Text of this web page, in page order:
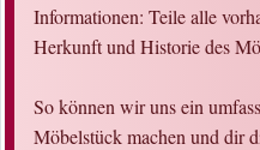
Informationen: Teile alle
Herkunft und Historie des
So können wir uns ein
Möbelstück machen und dir